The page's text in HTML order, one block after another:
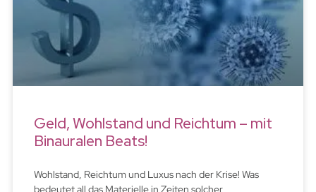
Geld, Wohlstand und Reichtum – mit
Binauralen Beats!
Wohlstand, Reichtum und Luxus nach der Krise! Was
bedeutet all das Materielle in Zeiten solcher